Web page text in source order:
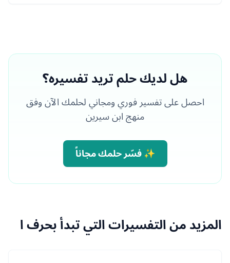
هل لديك حلم تريد تفسيره؟
احصل على تفسير فوري ومجاني لحلمك الآن وفق
منهج ابن سيرين
✨ فسّر حلمك مجاناً
المزيد من التفسيرات التي تبدأ بحرف ا